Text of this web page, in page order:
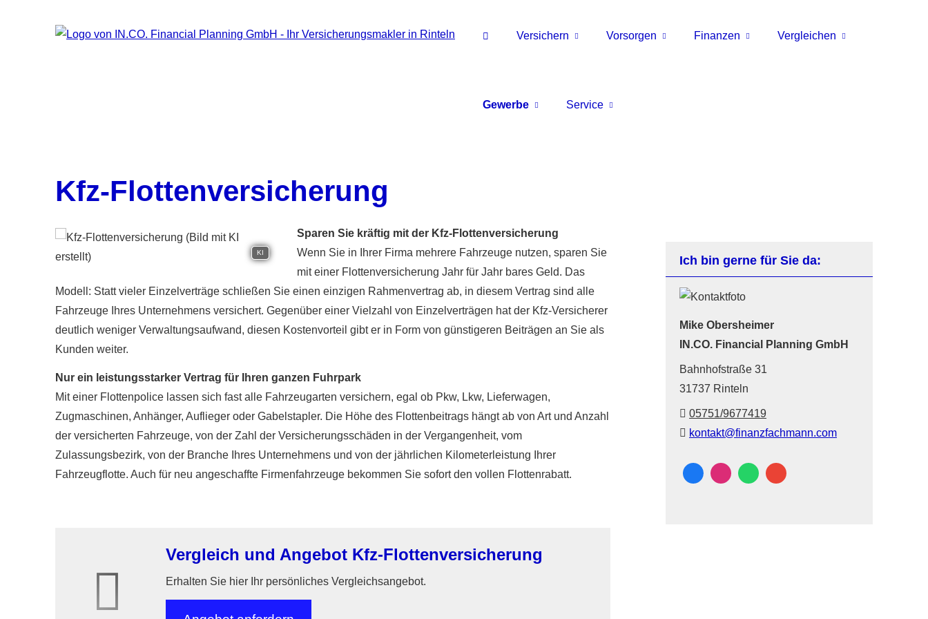
Versichern Vorsorgen Finanzen Vergleichen
Gewerbe Service
Ich bin gerne für Sie da:
Mike Obersheimer
IN.CO. Financial Planning GmbH
Bahnhofstraße 31
31737 Rinteln
05751/9677419
kontakt@finanzfachmann.com
Kfz-Flottenversicherung
KI
Sparen Sie kräftig mit der Kfz-Flottenversicherung
Wenn Sie in Ihrer Firma mehrere Fahrzeuge nutzen, sparen Sie
mit einer Flottenversicherung Jahr für Jahr bares Geld. Das
Modell: Statt vieler Einzelverträge schließen Sie einen einzigen Rahmenvertrag ab, in diesem Vertrag sind alle
Fahrzeuge Ihres Unternehmens versichert. Gegenüber einer Vielzahl von Einzelverträgen hat der Kfz-Versicherer
deutlich weniger Verwaltungsaufwand, diesen Kostenvorteil gibt er in Form von günstigeren Beiträgen an Sie als
Kunden weiter.
Nur ein leistungsstarker Vertrag für Ihren ganzen Fuhrpark
Mit einer Flottenpolice lassen sich fast alle Fahrzeugarten ver­sichern, egal ob Pkw, Lkw, Lieferwagen,
Zugmaschinen, Anhänger, Auflieger oder Gabelstapler. Die Höhe des Flottenbeitrags hängt ab von Art und Anzahl
der versicherten Fahrzeuge, von der Zahl der Versicherungsschäden in der Vergangenheit, vom
Zulassungsbezirk, von der Branche Ihres Unternehmens und von der jährlichen Kilometerleistung Ihrer
Fahrzeugflotte. Auch für neu angeschaffte Firmenfahrzeuge bekommen Sie sofort den vollen Flottenrabatt.
Vergleich und Angebot Kfz-Flottenversicherung
Erhalten Sie hier Ihr persönliches Vergleichsangebot.